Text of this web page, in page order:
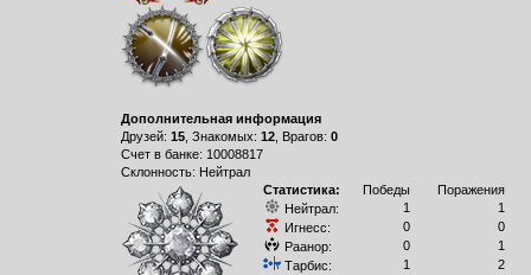
Дополнительная информация
Друзей: 15, Знакомых: 12, Врагов: 0
Счет в банке: 10008817
Склонность: Нейтрал
Статистика:
Победы
Поражения
Нейтрал:
1
1
Игнесс:
0
0
Раанор:
0
1
Тарбис:
1
2